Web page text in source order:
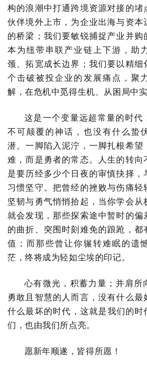
构的浪潮中打通跨境资源对接的堵
伙伴境外上市，为企业出海与资本
的桥梁；我们要敏锐捕捉产业并购
本为纽带串联产业链上下游，助
颈、拓宽成长边界；我们要以精细
个击破被投企业的发展痛点，聚
解，在危机中觅得生机、从困局中实
这是一个变量远超常量的时代
不可颠覆的神话，也没有什么蛰
潜。一脚陷入泥泞，一脚扎根希望
难，而是勇者的常态。人生的转向
是要历经多少个日夜的审慎抉择，
习惯坚守。把曾经的挫败与伤痛轻
坚韧与勇气悄悄拾起，当你学会从
就会发现，那些探索途中暂时的偏
的曲折、突围时刻难免的踉跄，都
值；而那些曾让你辗转难眠的遗
茫，终将成为轻如尘埃的印记。
心有微光，积蓄力量；并肩所
勇敢且智慧的人而言，没有什么最
什么最坏的时代，这就是我们的
们，也由我们所点亮。
愿新年顺遂，皆得所愿！